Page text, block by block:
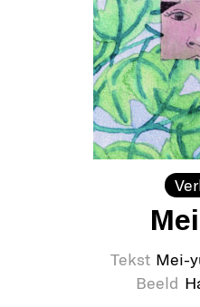
Tekst Mei-
Beeld